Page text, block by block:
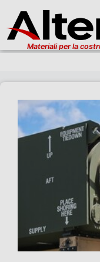
Materiali per la